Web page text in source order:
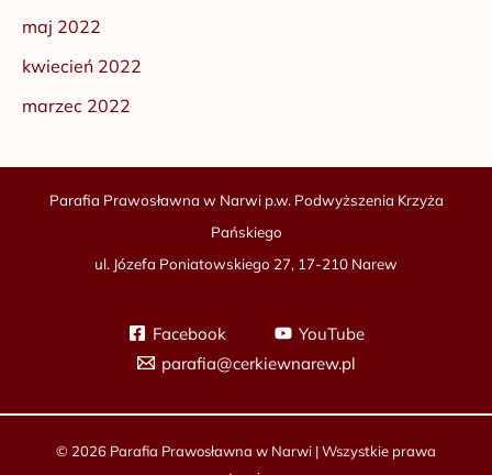
maj 2022
kwiecień 2022
marzec 2022
Parafia Prawosławna w Narwi p.w. Podwyższenia Krzyża
Pańskiego
ul. Józefa Poniatowskiego 27, 17-210 Narew
Facebook
YouTube
parafia@cerkiewnarew.pl
© 2026 Parafia Prawosławna w Narwi | Wszystkie prawa